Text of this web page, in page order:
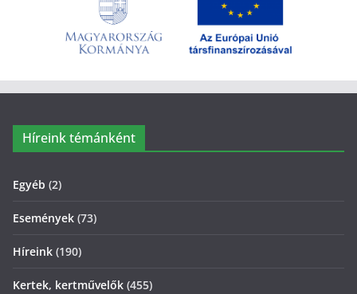
Híreink témánként
Egyéb (2)
Események (73)
Híreink (190)
Kertek, kertművelők (455)